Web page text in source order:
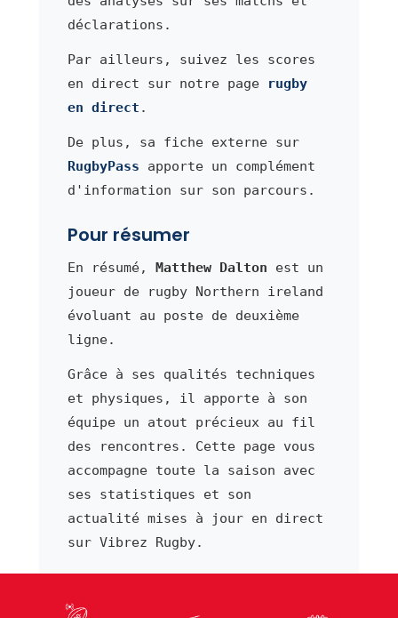
déclarations.
Par ailleurs, suivez les scores
en direct sur notre page
rugby
en direct .
De plus, sa fiche externe sur
RugbyPass apporte un complément
d'information sur son parcours.
Pour résumer
En résumé, Matthew Dalton est un
joueur de rugby Northern ireland
évoluant au poste de deuxième
ligne.
Grâce à ses qualités techniques
et physiques, il apporte à son
équipe un atout précieux au fil
des rencontres. Cette page vous
accompagne toute la saison avec
ses statistiques et son
actualité mises à jour en direct
sur Vibrez Rugby.